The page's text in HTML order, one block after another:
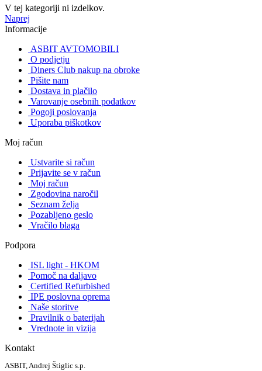
V tej kategoriji ni izdelkov.
Naprej
Informacije
ASBIT AVTOMOBILI
O podjetju
Diners Club nakup na obroke
Pišite nam
Dostava in plačilo
Varovanje osebnih podatkov
Pogoji poslovanja
Uporaba piškotkov
Moj račun
Ustvarite si račun
Prijavite se v račun
Moj račun
Zgodovina naročil
Seznam želja
Pozabljeno geslo
Vračilo blaga
Podpora
ISL light - HKOM
Pomoč na daljavo
Certified Refurbished
IPE poslovna oprema
Naše storitve
Pravilnik o baterijah
Vrednote in vizija
Kontakt
ASBIT, Andrej Štiglic s.p.